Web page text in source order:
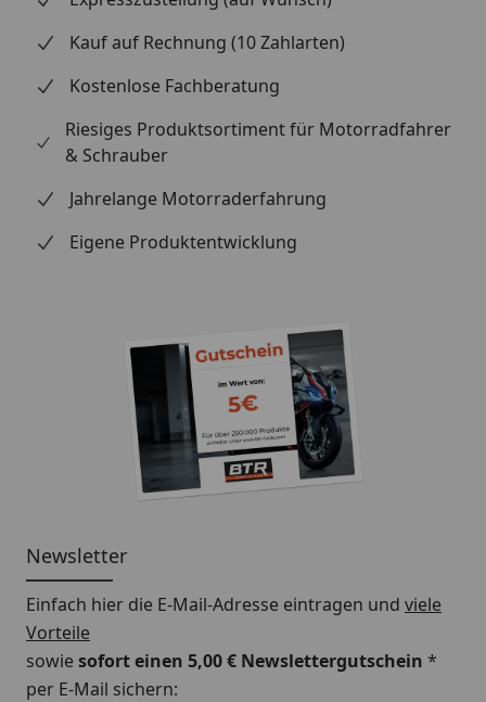
Stück) Zubehör: Zubehör zur Montage der Beläge
(Schrauben, Klammern etc.) Holen Sie sich jetzt den
einer zuverlässigen und langlebigen Bremsleistung!
Kauf auf Rechnung (10 Zahlarten)
Kostenlose Fachberatung
Riesiges Produktsortiment für Motorradfahrer
& Schrauber
Jahrelange Motorraderfahrung
Eigene Produktentwicklung
Newsletter
Einfach hier die E-Mail-Adresse eintragen und viele
Vorteile
sowiesofort einen 5,00 € Newslettergutschein *
per E-Mail sichern: